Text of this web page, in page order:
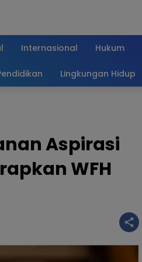
Internasional Hukum
Lingkungan Hidup
Aspirasi
WFH